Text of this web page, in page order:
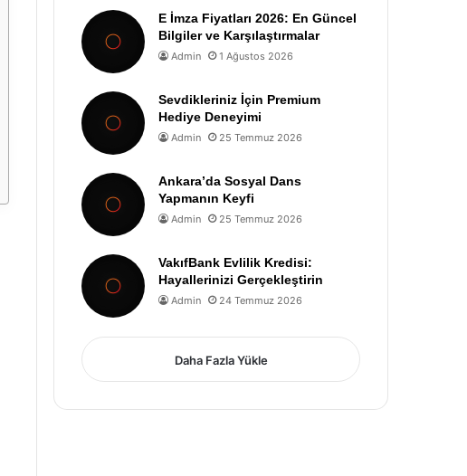
E İmza Fiyatları 2026: En Güncel
Bilgiler ve Karşılaştırmalar
Admin 1 Ağustos 2026
Sevdikleriniz İçin Premium
Hediye Deneyimi
Admin 25 Temmuz 2026
Ankara’da Sosyal Dans
Yapmanın Keyfi
Admin 25 Temmuz 2026
VakıfBank Evlilik Kredisi:
Hayallerinizi Gerçekleştirin
Admin 24 Temmuz 2026
Daha Fazla Yükle